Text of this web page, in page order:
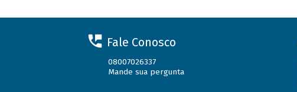
Fale Conosco
08007026337
Mande sua pergunta